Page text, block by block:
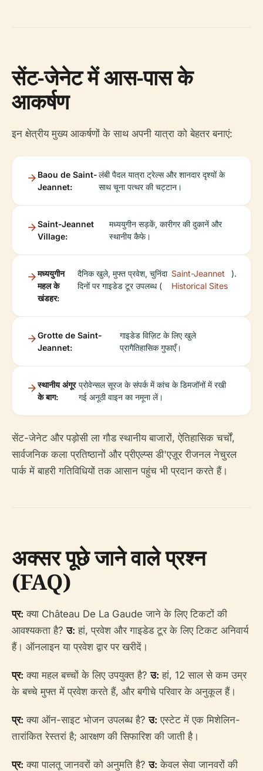
सेंट-जेनेट में आस-पास के
आकर्षण
इन क्षेत्रीय मुख्य आकर्षणों के साथ अपनी यात्रा को बेहतर बनाएं:
Baou de Saint-
Jeannet:
लंबी पैदल यात्रा ट्रेल्स और शानदार दृश्यों के
साथ चूना पत्थर की चट्टान।
Saint-Jeannet
Village:
मध्ययुगीन सड़कें, कारीगर की दुकानें और
स्थानीय कैफे।
मध्ययुगीन
महल के
खंडहर:
दैनिक खुले, मुफ्त प्रवेश, चुनिंदा
दिनों पर गाइडेड टूर उपलब्ध (
Saint-Jeannet
Historical Sites
).
Grotte de Saint-
Jeannet:
गाइडेड विज़िट के लिए खुले
प्रागैतिहासिक गुफाएँ।
स्थानीय अंगूर
के बाग:
प्रोवेन्सल सूरज के संपर्क में कांच के डिमजॉनों में रखी
गई अनूठी वाइन का नमूना लें।
सेंट-जेनेट और पड़ोसी ला गौड स्थानीय बाजारों, ऐतिहासिक चर्चों,
सार्वजनिक कला प्रतिष्ठानों और प्रीएल्प्स डी'एज़ूर रीजनल नेचुरल
पार्क में बाहरी गतिविधियों तक आसान पहुंच भी प्रदान करते हैं।
अक्सर पूछे जाने वाले प्रश्न
(FAQ)
प्र: क्या Château De La Gaude जाने के लिए टिकटों की
आवश्यकता है?उ: हां, प्रवेश और गाइडेड टूर के लिए टिकट अनिवार्य
हैं। ऑनलाइन या प्रवेश द्वार पर खरीदें।
प्र: क्या महल बच्चों के लिए उपयुक्त है?उ: हां, 12 साल से कम उम्र
के बच्चे मुफ्त में प्रवेश करते हैं, और बगीचे परिवार के अनुकूल हैं।
प्र: क्या ऑन-साइट भोजन उपलब्ध है?उ: एस्टेट में एक मिशेलिन-
तारांकित रेस्तरां है; आरक्षण की सिफारिश की जाती है।
प्र: क्या पालतू जानवरों को अनुमति है?उ: केवल सेवा जानवरों की